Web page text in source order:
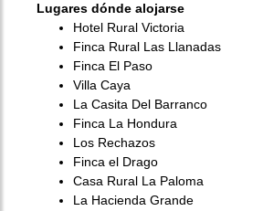
Lugares dónde alojarse
Hotel Rural Victoria
Finca Rural Las Llanadas
Finca El Paso
Villa Caya
La Casita Del Barranco
Finca La Hondura
Los Rechazos
Finca el Drago
Casa Rural La Paloma
La Hacienda Grande